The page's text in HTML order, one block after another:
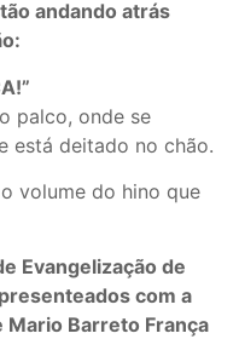
andando atrás
palco, onde se
está deitado no chão.
volume do hino que
Evangelização de
com a
Barreto França